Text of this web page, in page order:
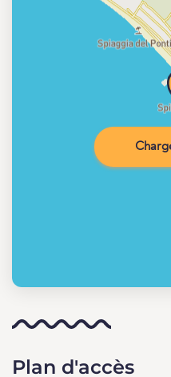
Plan d'accès